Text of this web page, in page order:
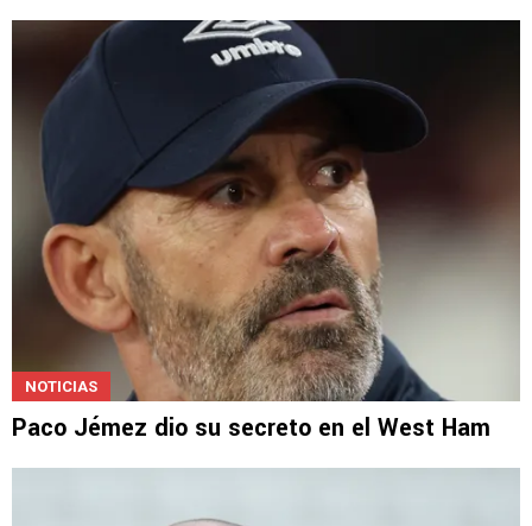
NOTICIAS
Paco Jémez dio su secreto en el West Ham